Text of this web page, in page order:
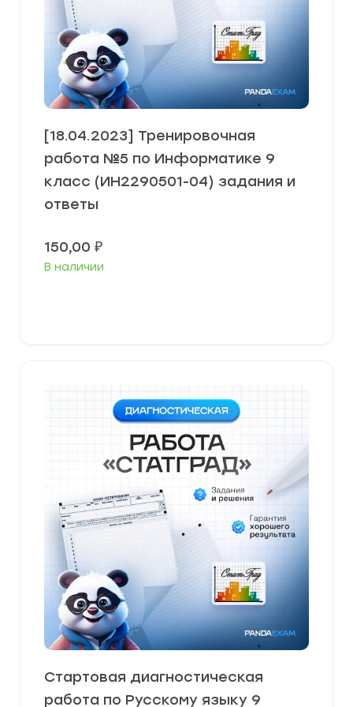
[18.04.2023] Тренировочная
работа №5 по Информатике 9
класс (ИН2290501-04) задания и
ответы
150,00 ₽
В наличии
Стартовая диагностическая
работа по Русскому языку 9